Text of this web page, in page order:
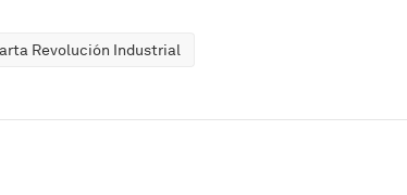
Revolución Industrial